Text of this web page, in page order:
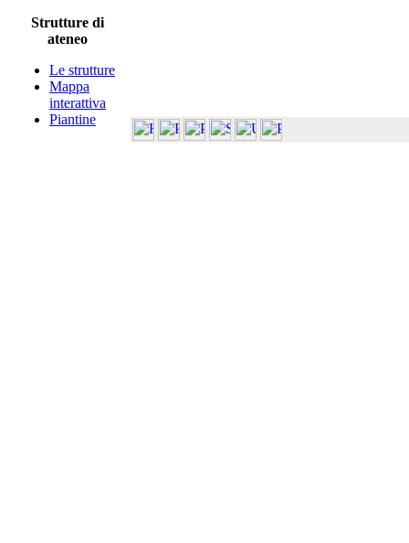
Strutture di
ateneo
Le strutture
Mappa
interattiva
Piantine